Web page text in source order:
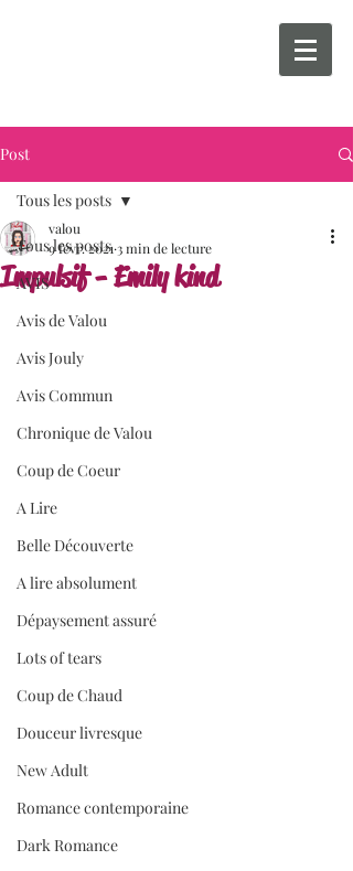
Post
Tous les posts
AVIS
Avis de Valou
Avis Jouly
Avis Commun
Chronique de Valou
Coup de Coeur
A Lire
Belle Découverte
A lire absolument
Dépaysement assuré
Lots of tears
Coup de Chaud
Douceur livresque
New Adult
Romance contemporaine
Dark Romance
Tous les posts
Impulsif - Emily kind
valou
9 févr. 2021 3 min de lecture